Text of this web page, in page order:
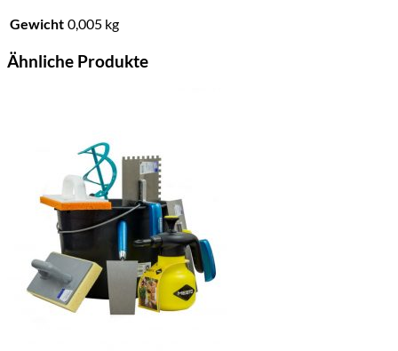
Gewicht 0,005 kg
Ähnliche Produkte